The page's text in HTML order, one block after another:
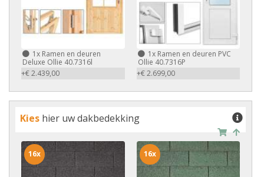
1x Ramen en deuren
Deluxe Ollie 40.7316l
+€ 2.439,00
1xRamen en deuren PVC
Ollie 40.7316P
+€ 2.699,00
Kies hier uw dakbedekking
16x 16x